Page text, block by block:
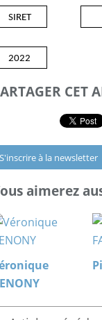
SIRET
2022
CET
S'inscrire à la newsletter
aimerez